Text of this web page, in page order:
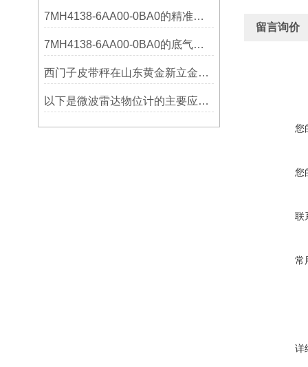
7MH4138-6AA00-0BA0的精准从何而来？关键组成部分，藏着答案！
7MH4138-6AA00-0BA0的底气：这些核心功能，让精准称重不再是难题
西门子皮带秤在山东黄金新立金矿的成功应用
以下是微波雷达物位计的主要应用领域及具体场景分析
留言询价
您
您
联
常
详